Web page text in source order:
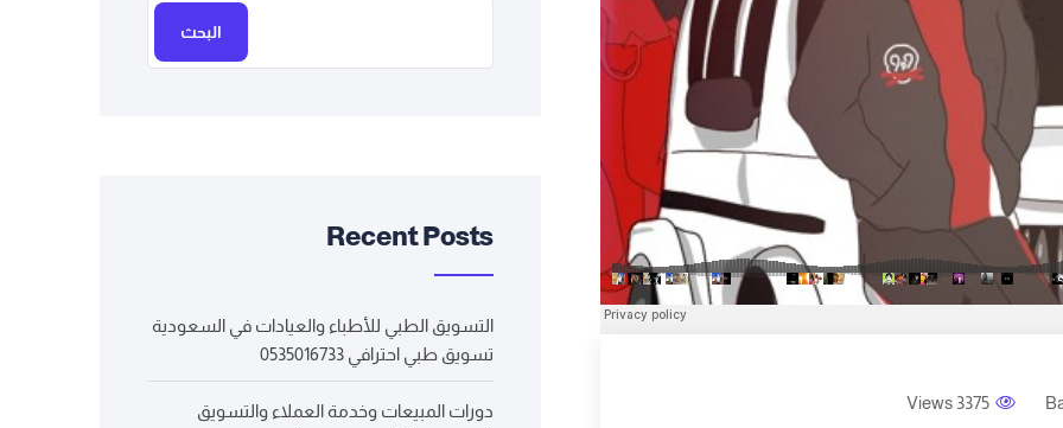
3375 Views
البحث
Recent Posts
التسويق الطبي للأطباء والعيادات في السعودية
تسويق طبي احترافي 0535016733
دورات المبيعات وخدمة العملاء والتسويق